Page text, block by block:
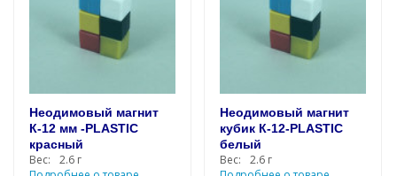
Неодимовый магнит
К-12 мм -PLASTIC
красный
Вес:
2.6 г
Неодимовый магнит
кубик К-12-PLASTIC
белый
Вес:
2.6 г